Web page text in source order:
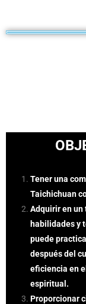
Tener una
Taichichuan
Adquirir en
habilidades y
puede
después del
eficiencia en
espiritual.
Proporcionar